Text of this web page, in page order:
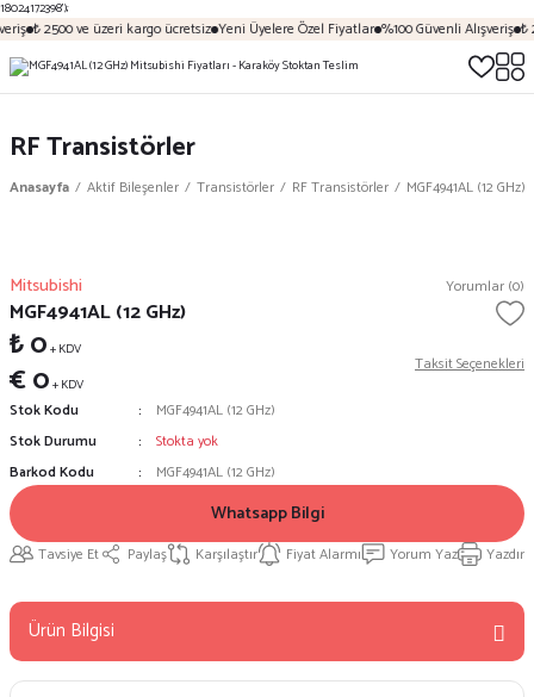
18024172398');
₺ 2500 ve üzeri kargo ücretsiz Yeni Üyelere Özel Fiyatlar %100 Güvenli Alışveriş ₺
RF Transistörler
Anasayfa Aktif Bileşenler Transistörler RF Transistörler MGF4941AL (12 GHz)
Mitsubishi Yorumlar (0)
MGF4941AL (12 GHz)
₺ 0+ KDV
€ 0+ KDV
Taksit Seçenekleri
Stok Kodu
MGF4941AL (12 GHz)
Stok Durumu
Stokta yok
Barkod Kodu
MGF4941AL (12 GHz)
Whatsapp Bilgi
Tavsiye Et Paylaş Karşılaştır Fiyat Alarmı Yorum Yaz Yazdır
Ürün Bilgisi